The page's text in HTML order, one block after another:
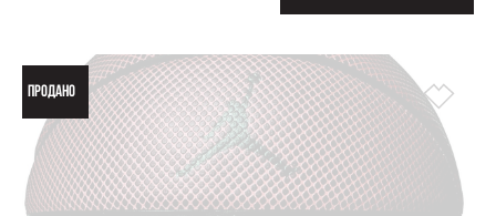
ПРОДАНО